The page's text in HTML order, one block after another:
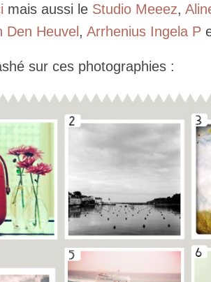
mais aussi le Studio Meeez,
Den Heuvel , Arrhenius Ingela P
sur ces photographies :